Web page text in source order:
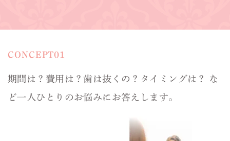
CONCEPT01
期間は？費用は？歯は抜くの？タイミングは？
な
ど一人ひとりのお悩みにお答えします。